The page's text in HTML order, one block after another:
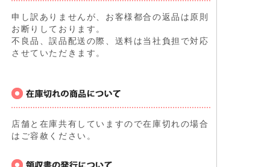
申し訳ありませんが、お客様都合の返品は原則
お断りしております。
不良品、誤品配送の際、送料は当社負担で対応
させていただきます。
店舗と在庫共有していますので在庫切れの場合
はご容赦ください。